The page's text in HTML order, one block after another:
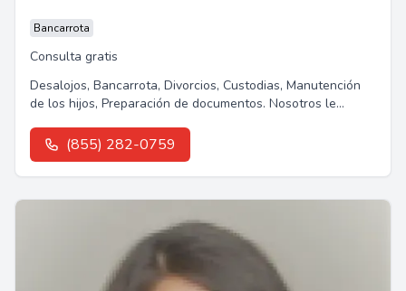
Bancarrota
Consulta gratis
Desalojos, Bancarrota, Divorcios, Custodias, Manutención
de los hijos, Preparación de documentos. Nosotros le
(855) 282-0759